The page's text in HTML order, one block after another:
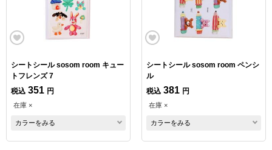
シートシール sosom room キュー
トフレンズ 7
税込 351 円
在庫 ×
カラーをみる
シートシール sosom room ペンシ
ル
税込 381 円
在庫 ×
カラーをみる